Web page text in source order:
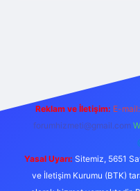
Reklam ve İletişim: E-mail:
forumhizmeti@gmail.com
Yasal Uyarı: Sitemiz, 5651
ve İletişim Kurumu (BTK)